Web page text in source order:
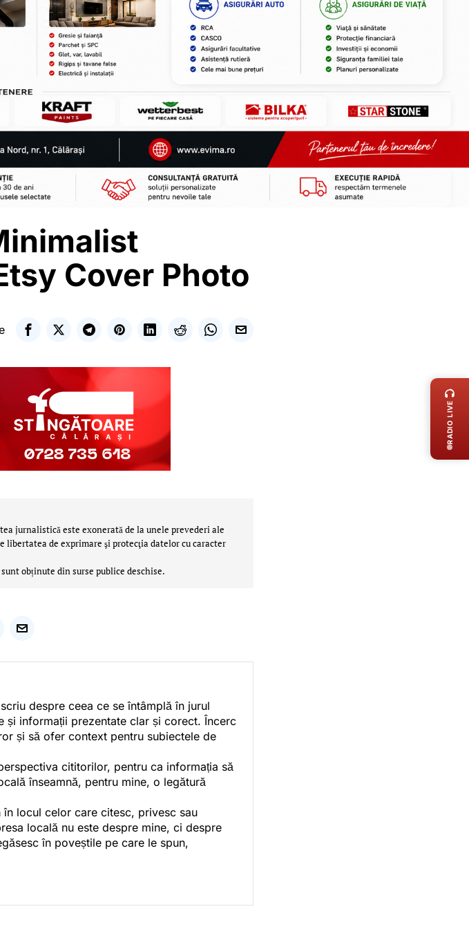
Cover Photo
jurnalistică este exonerată de la unele prevederi ale
libertatea de exprimare şi protecţia datelor cu caracter
obținute din surse publice deschise.
despre ceea ce se întâmplă în jurul
și informații prezentate clar și corect. Încerc
și să ofer context pentru subiectele de
cititorilor, pentru ca informația să
înseamnă, pentru mine, o legătură
locul celor care citesc, privesc sau
locală nu este despre mine, ci despre
în poveștile pe care le spun,
RADIO LIVE